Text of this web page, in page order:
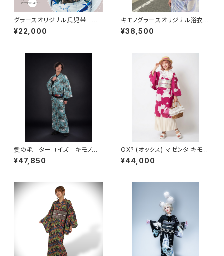
グラースオリジナル兵児帯 ア
イアンフェンス レッド×シルバ
ー ポリエステル100％
¥22,000
キモノグラースオリジナル浴衣
単衣着物 La richesse ライラ
ック ポリエステル（涼美人）
¥38,500
髪の毛 ターコイズ キモノグ
ラース×ローブジャポニカコラボ
浴衣 メンズ 麻100％
¥47,850
OX? (オックス) マゼンタ キモノ
グラースオリジナル浴衣 単衣着
物 セオα ポリエステル100％
¥44,000